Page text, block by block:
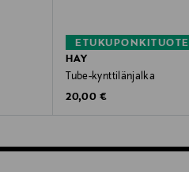
ETUKUPONKITUOTE
HAY
Tube-kynttilänjalka
Original Price
20,00 €